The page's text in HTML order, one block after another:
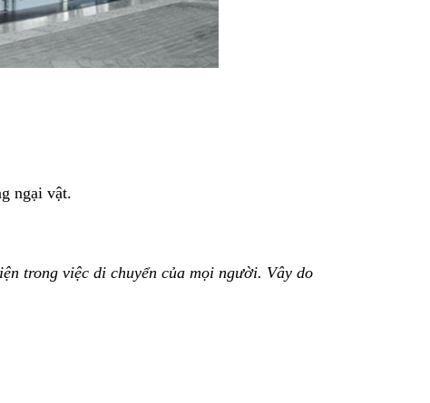
ngại vật.
trong việc di chuyển của mọi người. Vây do